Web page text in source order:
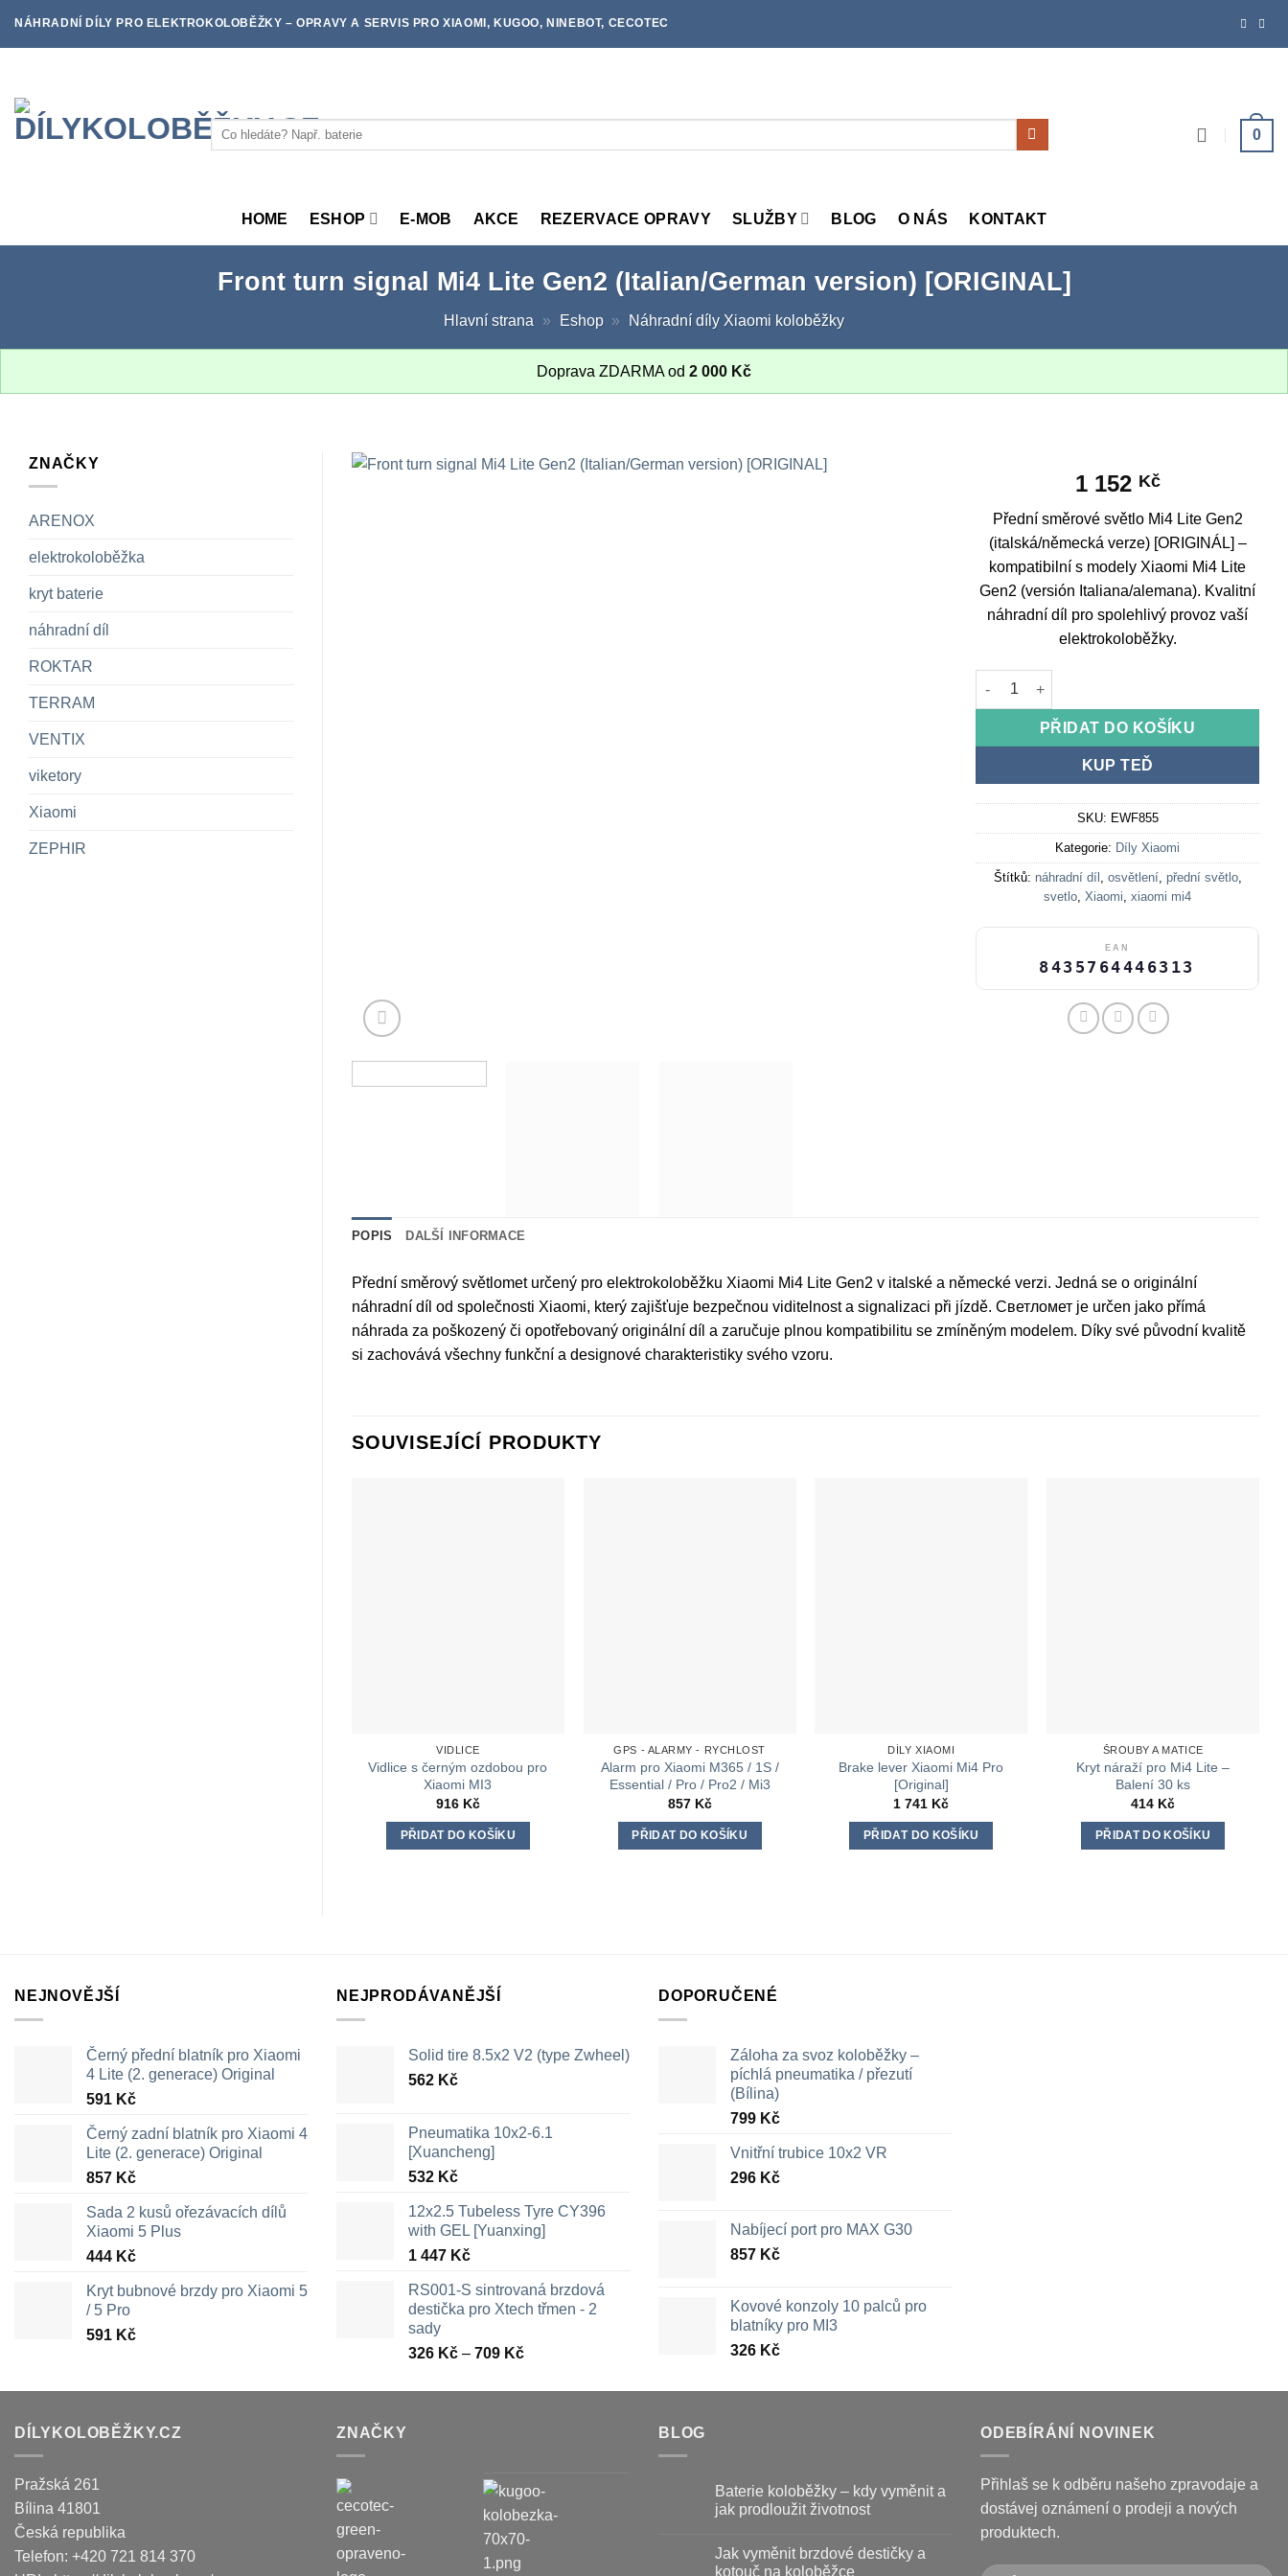
NÁHRADNÍ DÍLY PRO ELEKTROKOLOBĚŽKY – OPRAVY A SERVIS PRO XIAOMI, KUGOO, NINEBOT, CECOTEC
Hledat: 0
HOME ESHOP E-MOB AKCE REZERVACE OPRAVY SLUŽBY BLOG O NÁS KONTAKT
Front turn signal Mi4 Lite Gen2 (Italian/German version) [ORIGINAL]
Hlavní strana » Eshop » Náhradní díly Xiaomi koloběžky
Doprava ZDARMA od 2 000 Kč
ZNAČKY
ARENOX
elektrokoloběžka
kryt baterie
náhradní díl
ROKTAR
TERRAM
VENTIX
viketory
Xiaomi
ZEPHIR
1 152 Kč
Přední směrové světlo Mi4 Lite Gen2
(italská/německá verze) [ORIGINÁL] –
kompatibilní s modely Xiaomi Mi4 Lite
Gen2 (versión Italiana/alemana). Kvalitní
náhradní díl pro spolehlivý provoz vaší
elektrokoloběžky.
Front turn signal Mi4 Lite Gen2 (Italian/
PŘIDAT DO KOŠÍKU
KUP TEĎ
SKU: EWF855
Kategorie: Díly Xiaomi
Štítků: náhradní díl , osvětlení, přední světlo,
svetlo,Xiaomi,xiaomi mi4
EAN
8435764446313
POPIS DALŠÍ INFORMACE
Přední směrový světlomet určený pro elektrokoloběžku Xiaomi Mi4 Lite Gen2 v italské a německé verzi. Jedná se o originální
náhradní díl od společnosti Xiaomi, který zajišťuje bezpečnou viditelnost a signalizaci při jízdě. Светломет je určen jako přímá
náhrada za poškozený či opotřebovaný originální díl a zaručuje plnou kompatibilitu se zmíněným modelem. Díky své původní kvalitě
si zachovává všechny funkční a designové charakteristiky svého vzoru.
SOUVISEJÍCÍ PRODUKTY
VIDLICE
Vidlice s černým ozdobou pro
Xiaomi MI3
916 Kč
PŘIDAT DO KOŠÍKU
GPS - ALARMY - RYCHLOST
Alarm pro Xiaomi M365 / 1S /
Essential / Pro / Pro2 / Mi3
857 Kč
PŘIDAT DO KOŠÍKU
DÍLY XIAOMI
Brake lever Xiaomi Mi4 Pro
[Original]
1 741 Kč
PŘIDAT DO KOŠÍKU
ŠROUBY A MATICE
Kryt náraží pro Mi4 Lite –
Balení 30 ks
414 Kč
PŘIDAT DO KOŠÍKU
NEJNOVĚJŠÍ
Černý přední blatník pro Xiaomi
4 Lite (2. generace) Original
591 Kč
Černý zadní blatník pro Xiaomi 4
Lite (2. generace) Original
857 Kč
Sada 2 kusů ořezávacích dílů
Xiaomi 5 Plus
444 Kč
Kryt bubnové brzdy pro Xiaomi 5
/ 5 Pro
591 Kč
NEJPRODÁVANĚJŠÍ
Solid tire 8.5x2 V2 (type Zwheel)
562 Kč
Pneumatika 10x2-6.1
[Xuancheng]
532 Kč
12x2.5 Tubeless Tyre CY396
with GEL [Yuanxing]
1 447 Kč
RS001-S sintrovaná brzdová
destička pro Xtech třmen - 2
sady
326 Kč – 709 KčRozpětí
326 Kč
DOPORUČENÉ
Záloha za svoz koloběžky –
píchlá pneumatika / přezutí
(Bílina)
799 Kč
Vnitřní trubice 10x2 VR
296 Kč
Nabíjecí port pro MAX G30
857 Kč
Kovové konzoly 10 palců pro
blatníky pro MI3
326 Kč
DÍLYKOLOBĚŽKY.CZ
Pražská 261
Bílina 41801
Česká republika
Telefon: +420 721 814 370
ZNAČKY BLOG
Baterie koloběžky – kdy vyměnit a
jak prodloužit životnost
textu
Jak vyměnit brzdové destičky a
kotouč na koloběžce
ODEBÍRÁNÍ NOVINEK
Přihlaš se k odběru našeho zpravodaje a
dostávej oznámení o prodeji a nových
produktech.